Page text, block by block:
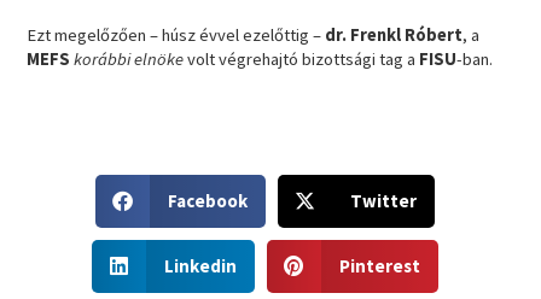
Ezt megelőzően – húsz évvel ezelőttig – dr. Frenkl Róbert, a
MEFSkorábbi elnökevolt végrehajtó bizottsági tag a FISU-ban.
h
a
r
Facebook
h
a
Twitter
h
Linkedin
h
Pinterest